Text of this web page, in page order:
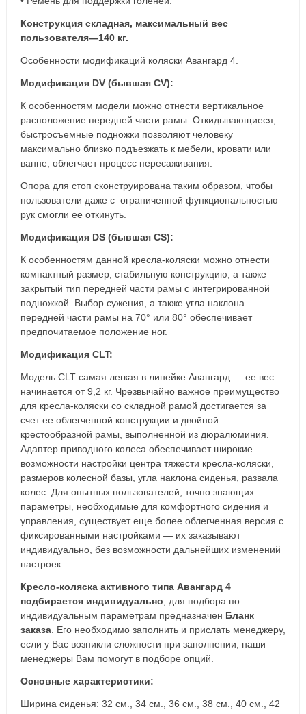
Конструкция складная, максимальный вес
пользователя—140 кг.
Особенности модификаций коляски Авангард 4.
Модификация DV (бывшая CV):
К oсобенностям модели можно отнести вертикальное
расположение передней части рамы. Откидывающиеся,
быстросъемные подножки позволяют человеку
максимально близко подъезжать к мебели, кровати или
ванне, облегчает процесс пересаживания.
Опора для стоп сконструирована таким образом, чтобы
пользователи даже с ограниченной функциональностью
рук смогли ее откинуть.
Модификация DS (бывшая CS):
К особенностям данной кресла-коляски можно отнести
компактный размер, стабильную конструкцию, а также
закрытый тип передней части рамы с интегрированной
подножкой. Выбор сужения, а также угла наклона
передней части рамы на 70° или 80° обеспечивает
предпочитаемое положение ног.
Модификация CLT:
Модель CLT самая легкая в линейке Авангард — ее вес
начинается от 9,2 кг. Чрезвычайно важное преимущество
для кресла-коляски со складной рамой достигается за
счет ее облегченной конструкции и двойной
крестообразной рамы, выполненной из дюралюминия.
Адаптер приводного колеса обеспечивает широкие
возможности настройки центра тяжести кресла-коляски,
размеров колесной базы, угла наклона сиденья, развала
колес. Для опытных пользователей, точно знающих
параметры, необходимые для комфортного сидения и
управления, существует еще более облегченная версия с
фиксированными настройками — их заказывают
индивидуально, без возможности дальнейших изменений
настроек.
Кресло-коляска активного типа Авангард 4
подбирается индивидуально, для подбора по
индивидуальным параметрам предназначен Бланк
заказа. Его необходимо заполнить и прислать менеджеру,
если у Вас возникли сложности при заполнении, наши
менеджеры Вам помогут в подборе опций.
Основные характеристики:
Ширина сиденья: 32 см., 34 см., 36 см., 38 см., 40 см., 42